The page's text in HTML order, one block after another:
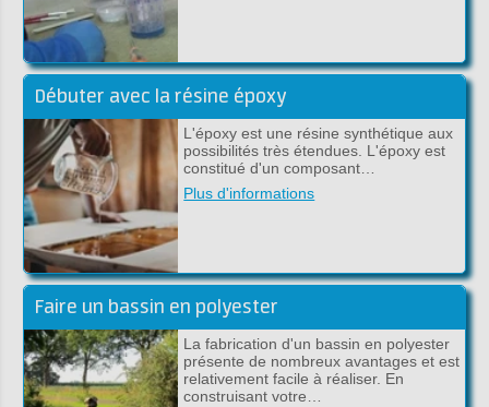
Débuter avec la résine époxy
L'époxy est une résine synthétique aux
possibilités très étendues. L'époxy est
constitué d'un composant…
Plus d'informations
Faire un bassin en polyester
La fabrication d'un bassin en polyester
présente de nombreux avantages et est
relativement facile à réaliser. En
construisant votre…